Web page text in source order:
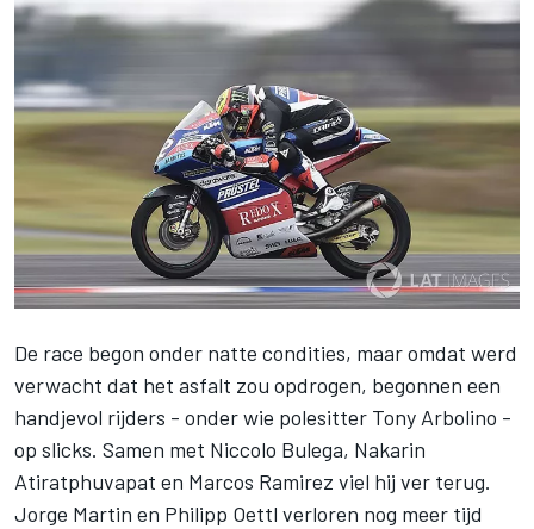
De race begon onder natte condities, maar omdat werd
verwacht dat het asfalt zou opdrogen, begonnen een
handjevol rijders - onder wie polesitter Tony Arbolino -
op slicks. Samen met Niccolo Bulega, Nakarin
Atiratphuvapat en Marcos Ramirez viel hij ver terug.
Jorge Martin en Philipp Oettl verloren nog meer tijd